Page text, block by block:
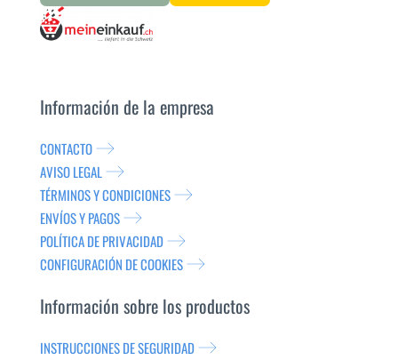
Información de la empresa
CONTACTO
AVISO LEGAL
TÉRMINOS Y CONDICIONES
ENVÍOS Y PAGOS
POLÍTICA DE PRIVACIDAD
CONFIGURACIÓN DE COOKIES
Información sobre los productos
INSTRUCCIONES DE SEGURIDAD